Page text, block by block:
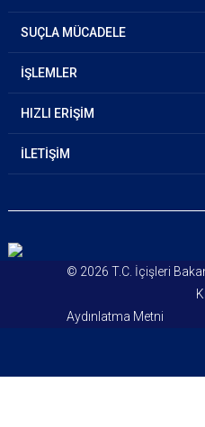
SUÇLA MÜCADELE
İŞLEMLER
HIZLI ERİŞİM
İLETİŞİM
© 2026 T.C. İçişleri
Aydınlatma Metni